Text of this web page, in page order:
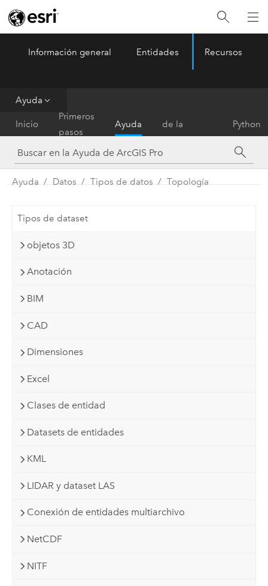
ArcGIS Pro Menu
Información general Entidades Recursos
Ayuda
Inicio
Primeros
pasos
Ayuda
de la
herramienta
Python
Ayuda Datos Tipos de datos Topología
Tipos de dataset
objetos 3D
Anotación
BIM
CAD
Dimensiones
Excel
Clases de entidad
Datasets de entidades
KML
LIDAR y dataset LAS
Conexión de entidades multiarchivo
NetCDF
NITF